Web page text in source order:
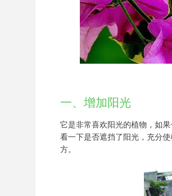
一、增加阳光
它是非常喜欢阳光的植物，如
看一下是否遮挡了阳光，充分
方。